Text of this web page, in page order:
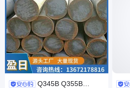
Q345B Q355B